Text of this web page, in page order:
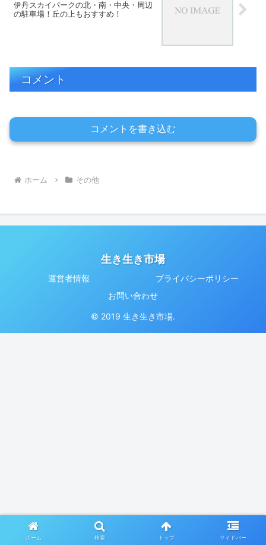
伊丹スカイパークの北・南・中央・周辺
の駐車場！丘の上もおすすめ！
コメント
コメントを書き込む
ホーム その他
生き生き市場
運営者情報
プライバシーポリシー
お問い合わせ
© 2019 生き生き市場.
ホーム 検索 トップ サイドバー